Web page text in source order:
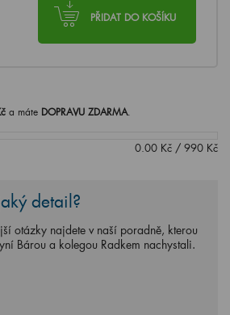
PŘIDAT DO KOŠÍKU
a máte DOPRAVU ZDARMA.
0.00 Kč / 990 Kč
detail?
otázky najdete v naší poradně, kterou
Bárou a kolegou Radkem nachystali.